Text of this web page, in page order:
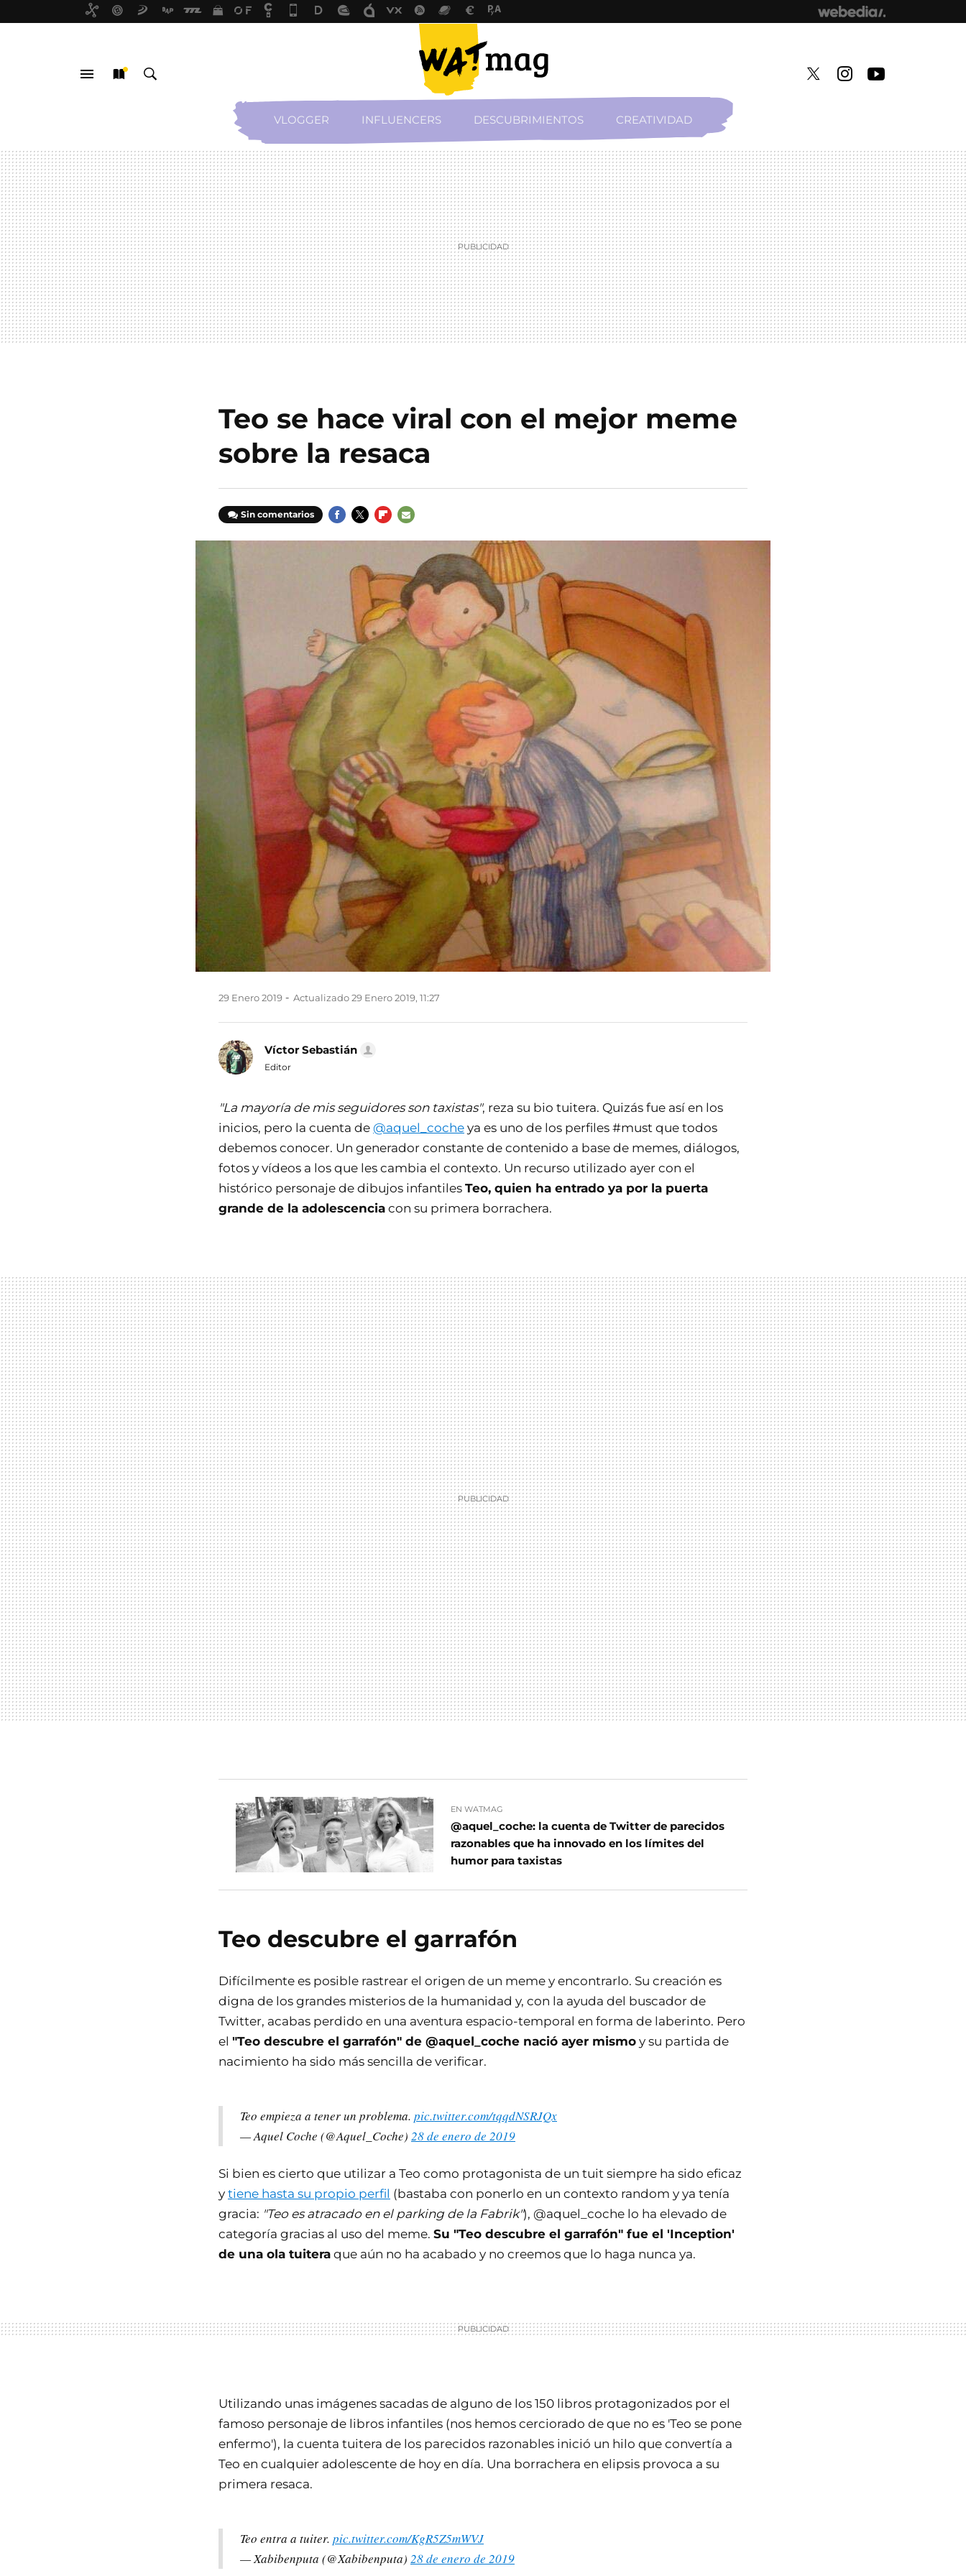
VLOGGER INFLUENCERS DESCUBRIMIENTOS CREATIVIDAD
Teo se hace viral con el mejor meme
sobre la resaca
Sin comentarios
29 Enero 2019 Actualizado 29 Enero 2019, 11:27
Víctor Sebastián
Editor
"La mayoría de mis seguidores son taxistas", reza su bio tuitera. Quizás fue así en los
inicios, pero la cuenta de @aquel_coche ya es uno de los perfiles #must que todos
debemos conocer. Un generador constante de contenido a base de memes, diálogos,
fotos y vídeos a los que les cambia el contexto. Un recurso utilizado ayer con el
histórico personaje de dibujos infantiles Teo, quien ha entrado ya por la puerta
grande de la adolescencia con su primera borrachera.
EN WATMAG
@aquel_coche: la cuenta de Twitter de parecidos
razonables que ha innovado en los límites del
humor para taxistas
Teo descubre el garrafón
Difícilmente es posible rastrear el origen de un meme y encontrarlo. Su creación es
digna de los grandes misterios de la humanidad y, con la ayuda del buscador de
Twitter, acabas perdido en una aventura espacio-temporal en forma de laberinto. Pero
el "Teo descubre el garrafón" de @aquel_coche nació ayer mismo y su partida de
nacimiento ha sido más sencilla de verificar.
Teo empieza a tener un problema. pic.twitter.com/tqqdNSRJQx
— Aquel Coche (@Aquel_Coche) 28 de enero de 2019
Si bien es cierto que utilizar a Teo como protagonista de un tuit siempre ha sido eficaz
y tiene hasta su propio perfil (bastaba con ponerlo en un contexto random y ya tenía
gracia: "Teo es atracado en el parking de la Fabrik"), @aquel_coche lo ha elevado de
categoría gracias al uso del meme. Su "Teo descubre el garrafón" fue el 'Inception'
de una ola tuitera que aún no ha acabado y no creemos que lo haga nunca ya.
Utilizando unas imágenes sacadas de alguno de los 150 libros protagonizados por el
famoso personaje de libros infantiles (nos hemos cerciorado de que no es 'Teo se pone
enfermo'), la cuenta tuitera de los parecidos razonables inició un hilo que convertía a
Teo en cualquier adolescente de hoy en día. Una borrachera en elipsis provoca a su
primera resaca.
Teo entra a tuiter. pic.twitter.com/KgR5Z5mWVJ
— Xabibenputa (@Xabibenputa) 28 de enero de 2019